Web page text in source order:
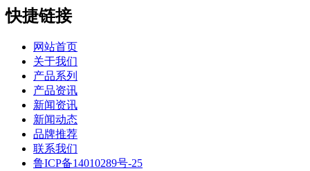
快捷链接
网站首页
关于我们
产品系列
产品资讯
新闻资讯
新闻动态
品牌推荐
联系我们
鲁ICP备14010289号-25